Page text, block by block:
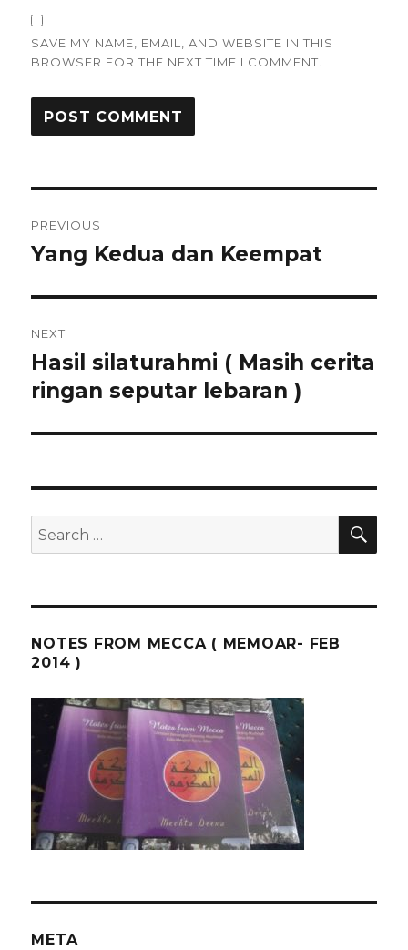
SAVE MY NAME, EMAIL, AND WEBSITE IN THIS
BROWSER FOR THE NEXT TIME I COMMENT.
navigation
PREVIOUS
Previous
Yang Kedua dan Keempat
NEXT
Next
post:
Hasil silaturahmi ( Masih cerita
ringan seputar lebaran )
Search
for:
NOTES FROM MECCA ( MEMOAR- FEB
2014 )
META